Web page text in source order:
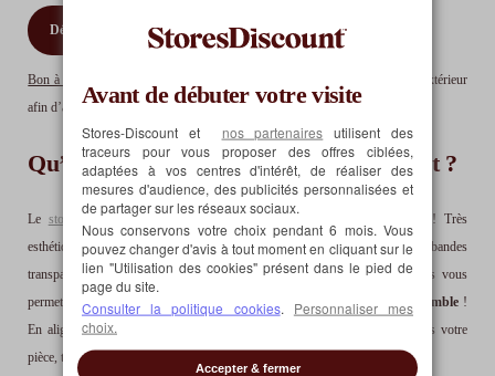
Découvrez nos Stores enrouleurs en bambou et bois tissé
Bon à savoir :
le store enrouleur bois tissé peut également être installé en extérieur
afin d’augmenter l’isolation thermique de la pièce.
Qu’est ce qu’un store enrouleur jour nuit ?
Le store enrouleur jour nuit
est un petit bijou de décoration intérieure ! Très
esthétique et élégant, il est aussi très pratique avec son tissu alternant bandes
transparentes et tamisantes. Cet astucieux système de bandes superposées vous
permet dedoser l’entrée de lumière dans votre pièce comme bon vous semble !
En alignant les bandes transparentes, vous faites le plein de luminosité dans votre
pièce, tandis que les bandes tamisantes vous protègent des regards indiscrets.
Avant de débuter votre visite
Stores-Discount et nos partenaires utilisent des
traceurs pour vous proposer des offres ciblées,
adaptées à vos centres d'intérêt, de réaliser des
mesures d'audience, des publicités personnalisées et
de partager sur les réseaux sociaux.
Nous conservons votre choix pendant 6 mois. Vous
pouvez changer d'avis à tout moment en cliquant sur le
lien "Utilisation des cookies" présent dans le pied de
page du site.
Consulter la politique cookies. Personnaliser mes
choix.
Accepter & fermer